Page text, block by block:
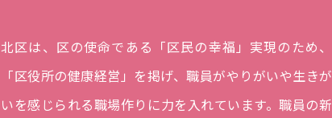
北区は、区の使命である「区民の幸福」実現のため、
「区役所の健康経営」を掲げ、職員がやりがいや生きが
いを感じられる職場作りに力を入れています。職員の新